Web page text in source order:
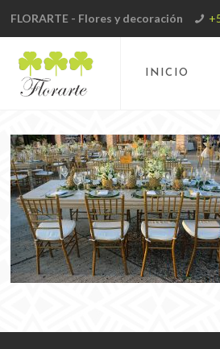
FLORARTE - Flores y decoración
INICIO